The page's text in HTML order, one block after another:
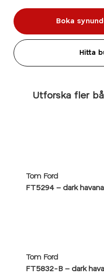
Boka
Hitta
Utforska fler
Tom Ford
FT5294 – dark havana
Tom Ford
FT5832-B – dark